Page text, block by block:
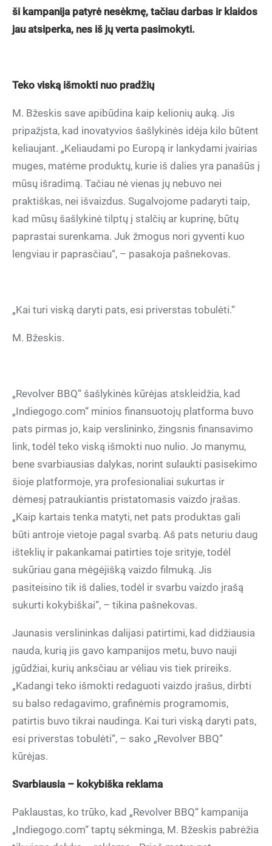
ši kampanija patyrė nesėkmę, tačiau darbas ir klaidos
jau atsiperka, nes iš jų verta pasimokyti.
Teko viską išmokti nuo pradžių
M. Bžeskis save apibūdina kaip kelionių auką. Jis
pripažįsta, kad inovatyvios šašlykinės idėja kilo būtent
keliaujant. „Keliaudami po Europą ir lankydami įvairias
muges, matėme produktų, kurie iš dalies yra panašūs į
mūsų išradimą. Tačiau nė vienas jų nebuvo nei
praktiškas, nei išvaizdus. Sugalvojome padaryti taip,
kad mūsų šašlykinė tilptų į stalčių ar kuprinę, būtų
paprastai surenkama. Juk žmogus nori gyventi kuo
lengviau ir paprasčiau“, – pasakoja pašnekovas.
„Kai turi viską daryti pats, esi priverstas tobulėti.“
M. Bžeskis.
„Revolver BBQ“ šašlykinės kūrėjas atskleidžia, kad
„Indiegogo.com“ minios finansuotojų platforma buvo
pats pirmas jo, kaip verslininko, žingsnis finansavimo
link, todėl teko viską išmokti nuo nulio. Jo manymu,
bene svarbiausias dalykas, norint sulaukti pasisekimo
šioje platformoje, yra profesionaliai sukurtas ir
dėmesį patraukiantis pristatomasis vaizdo įrašas.
„Kaip kartais tenka matyti, net pats produktas gali
būti antroje vietoje pagal svarbą. Aš pats neturiu daug
išteklių ir pakankamai patirties toje srityje, todėl
sukūriau gana mėgėjišką vaizdo filmuką. Jis
pasiteisino tik iš dalies, todėl ir svarbu vaizdo įrašą
sukurti kokybiškai“, – tikina pašnekovas.
Jaunasis verslininkas dalijasi patirtimi, kad didžiausia
nauda, kurią jis gavo kampanijos metu, buvo nauji
įgūdžiai, kurių anksčiau ar vėliau vis tiek prireiks.
„Kadangi teko išmokti redaguoti vaizdo įrašus, dirbti
su balso redagavimo, grafinėmis programomis,
patirtis buvo tikrai naudinga. Kai turi viską daryti pats,
esi priverstas tobulėti“, – sako „Revolver BBQ“
kūrėjas.
Svarbiausia – kokybiška reklama
Paklaustas, ko trūko, kad „Revolver BBQ“ kampanija
„Indiegogo.com“ taptų sėkminga, M. Bžeskis pabrėžia